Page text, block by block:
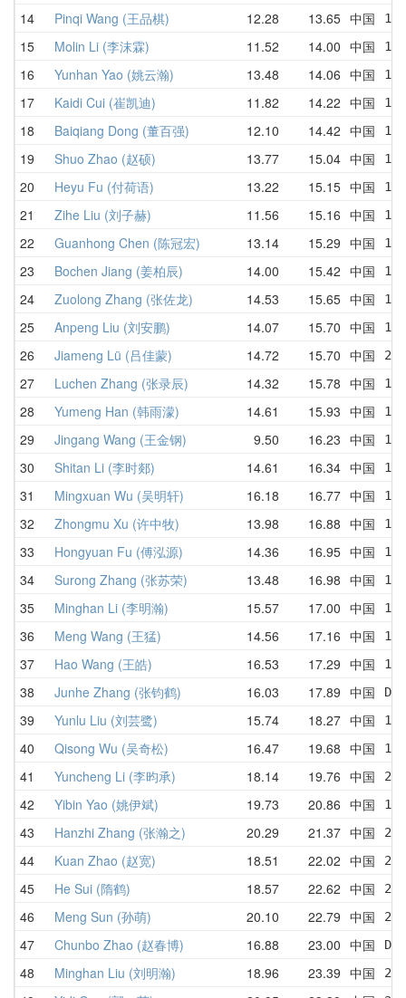
14 Pinqi Wang (王品棋) 12.28 13.65 中国
15 Molin Li (李沫霖) 11.52 14.00 中国
16 Yunhan Yao (姚云瀚) 13.48 14.06 中国
17 Kaidi Cui (崔凯迪) 11.82 14.22 中国
18 Baiqiang Dong (董百强) 12.10 14.42 中国
19 Shuo Zhao (赵硕) 13.77 15.04 中国
20 Heyu Fu (付荷语) 13.22 15.15 中国
21 Zihe Liu (刘子赫) 11.56 15.16 中国
22 Guanhong Chen (陈冠宏) 13.14 15.29 中国
23 Bochen Jiang (姜柏辰) 14.00 15.42 中国
24 Zuolong Zhang (张佐龙) 14.53 15.65 中国
25 Anpeng Liu (刘安鹏) 14.07 15.70 中国
26 Jiameng Lü (吕佳蒙) 14.72 15.70 中国
27 Luchen Zhang (张录辰) 14.32 15.78 中国
28 Yumeng Han (韩雨濛) 14.61 15.93 中国
29 Jingang Wang (王金钢) 9.50 16.23 中国
30 Shitan Li (李时郯) 14.61 16.34 中国
31 Mingxuan Wu (吴明轩) 16.18 16.77 中国
32 Zhongmu Xu (许中牧) 13.98 16.88 中国
33 Hongyuan Fu (傅泓源) 14.36 16.95 中国
34 Surong Zhang (张苏荣) 13.48 16.98 中国
35 Minghan Li (李明瀚) 15.57 17.00 中国
36 Meng Wang (王猛) 14.56 17.16 中国
37 Hao Wang (王皓) 16.53 17.29 中国
38 Junhe Zhang (张钧鹤) 16.03 17.89 中国
39 Yunlu Liu (刘芸鹭) 15.74 18.27 中国
40 Qisong Wu (吴奇松) 16.47 19.68 中国
41 Yuncheng Li (李昀承) 18.14 19.76 中国
42 Yibin Yao (姚伊斌) 19.73 20.86 中国
43 Hanzhi Zhang (张瀚之) 20.29 21.37 中国
44 Kuan Zhao (赵宽) 18.51 22.02 中国
45 He Sui (隋鹤) 18.57 22.62 中国
46 Meng Sun (孙萌) 20.10 22.79 中国
47 Chunbo Zhao (赵春博) 16.88 23.00 中国
48 Minghan Liu (刘明瀚) 18.96 23.39 中国